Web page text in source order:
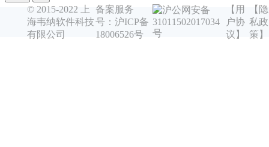
© 2015-2022 上
海韦纳软件科技
有限公司
备案服务
号：沪ICP备
18006526号
沪公网安备
31011502017034
号
【用
户协
议】
【隐
私政
策】